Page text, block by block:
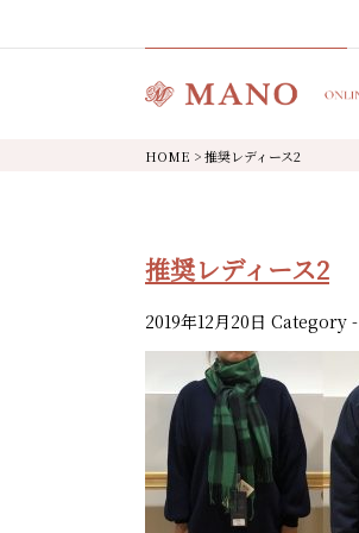
HOME >推奨レディース2
推奨レディース2
2019年12月20日 Category -